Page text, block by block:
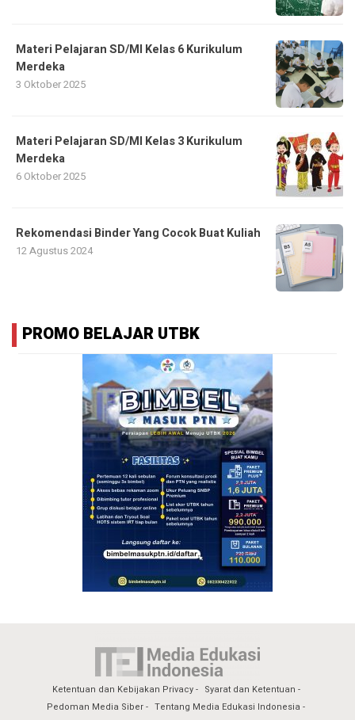
Materi Pelajaran SD/MI Kelas 6 Kurikulum
Merdeka
3 Oktober 2025
Materi Pelajaran SD/MI Kelas 3 Kurikulum
Merdeka
6 Oktober 2025
Rekomendasi Binder Yang Cocok Buat Kuliah
12 Agustus 2024
PROMO BELAJAR UTBK
Ketentuan dan Kebijakan Privacy
Syarat dan Ketentuan
Pedoman Media Siber
Tentang Media Edukasi Indonesia